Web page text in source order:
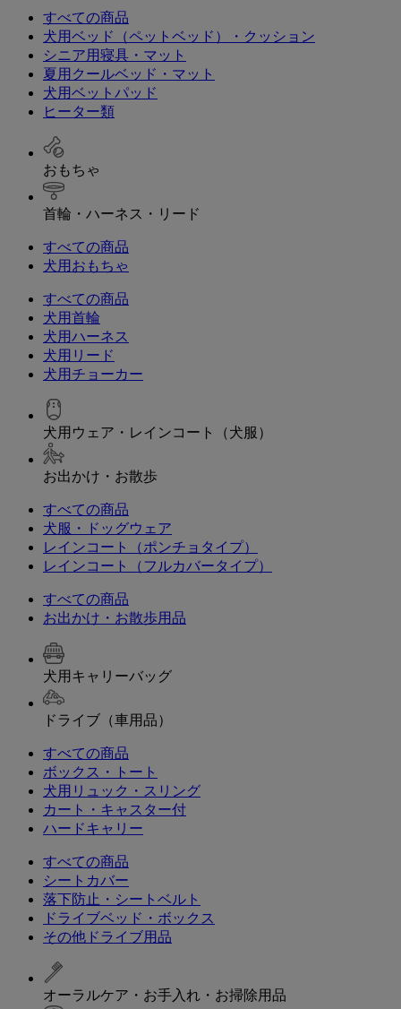
すべての商品
犬用ベッド（ペットベッド）・クッション
シニア用寝具・マット
夏用クールベッド・マット
犬用ベットパッド
ヒーター類
おもちゃ
首輪・ハーネス・リード
すべての商品
犬用おもちゃ
すべての商品
犬用首輪
犬用ハーネス
犬用リード
犬用チョーカー
犬用ウェア・レインコート（犬服）
お出かけ・お散歩
すべての商品
犬服・ドッグウェア
レインコート（ポンチョタイプ）
レインコート（フルカバータイプ）
すべての商品
お出かけ・お散歩用品
犬用キャリーバッグ
ドライブ（車用品）
すべての商品
ボックス・トート
犬用リュック・スリング
カート・キャスター付
ハードキャリー
すべての商品
シートカバー
落下防止・シートベルト
ドライブベッド・ボックス
その他ドライブ用品
オーラルケア・お手入れ・お掃除用品